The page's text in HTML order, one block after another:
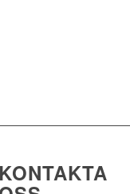
KONTAKTA